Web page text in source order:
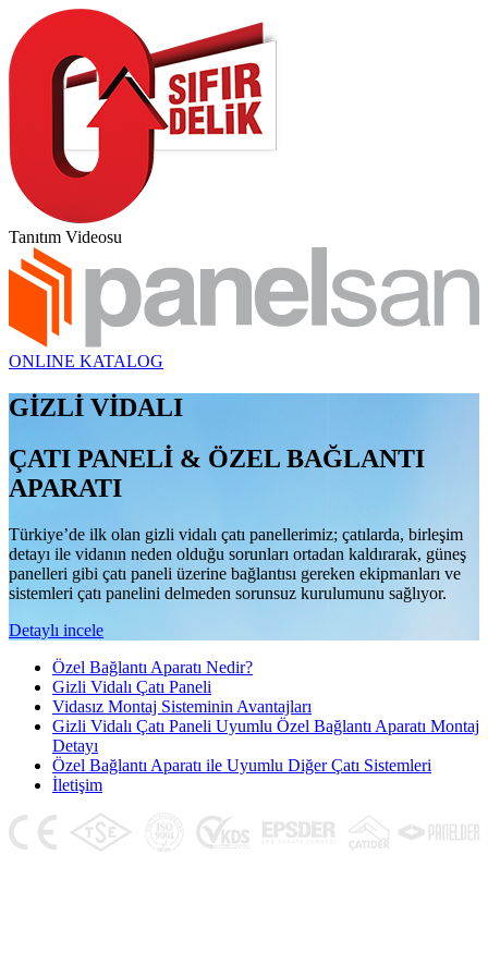
Tanıtım Videosu
ONLINE KATALOG
GİZLİ VİDALI
ÇATI PANELİ & ÖZEL BAĞLANTI
APARATI
Türkiye’de ilk olan gizli vidalı çatı panellerimiz; çatılarda, birleşim
detayı ile vidanın neden olduğu sorunları ortadan kaldırarak, güneş
panelleri gibi çatı paneli üzerine bağlantısı gereken ekipmanları ve
sistemleri çatı panelini delmeden sorunsuz kurulumunu sağlıyor.
Detaylı incele
Özel Bağlantı Aparatı Nedir?
Gizli Vidalı Çatı Paneli
Vidasız Montaj Sisteminin Avantajları
Gizli Vidalı Çatı Paneli Uyumlu Özel Bağlantı Aparatı Montaj
Detayı
Özel Bağlantı Aparatı ile Uyumlu Diğer Çatı Sistemleri
İletişim